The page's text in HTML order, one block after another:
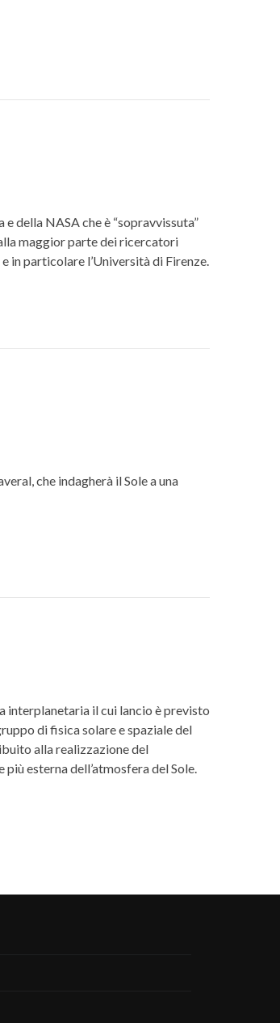
della NASA che è “sopravvissuta”
maggior parte dei ricercatori
in particolare l’Università di Firenze.
che indagherà il Sole a una
interplanetaria il cui lancio è previsto
di fisica solare e spaziale del
alla realizzazione del
esterna dell’atmosfera del Sole.